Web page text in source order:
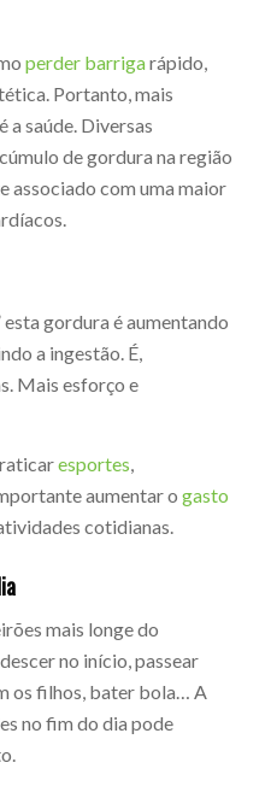
perder barrigarápido,
Portanto, mais
a saúde. Diversas
de gordura na região
associado com uma maior
gordura é aumentando
a ingestão. É,
Mais esforço e
esportes
aumentar o gasto
cotidianas.
mais longe do
no início, passear
os filhos, bater bola… A
no fim do dia pode